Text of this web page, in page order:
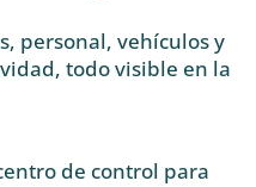
personal, vehículos y
todo visible en la
de control para